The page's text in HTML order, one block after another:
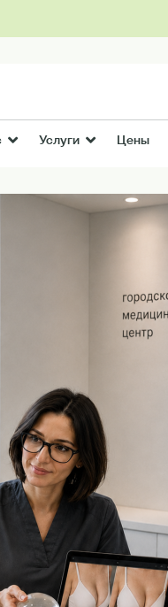
Услуги Цены